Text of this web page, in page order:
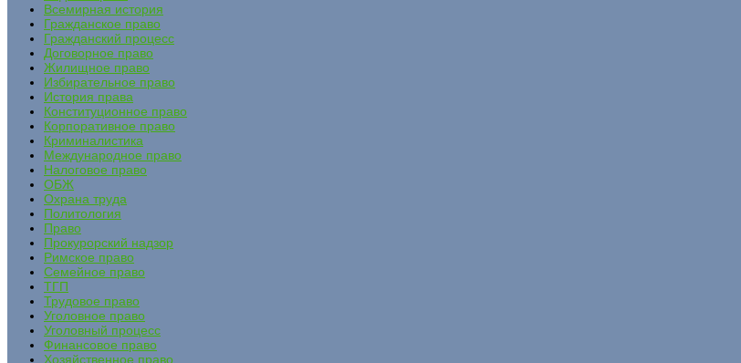
Всемирная история
Гражданское право
Гражданский процесс
Договорное право
Жилищное право
Избирательное право
История права
Конституционное право
Корпоративное право
Криминалистика
Международное право
Налоговое право
ОБЖ
Охрана труда
Политология
Право
Прокурорский надзор
Римское право
Семейное право
ТГП
Трудовое право
Уголовное право
Уголовный процесс
Финансовое право
Хозяйственное право